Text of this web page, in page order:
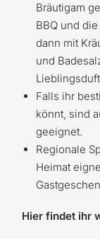
Bräutigam
BBQ und
dann mit
und
Falls ihr
könnt, sind
geeignet.
Regionale
Heimat
Hier findet ihr